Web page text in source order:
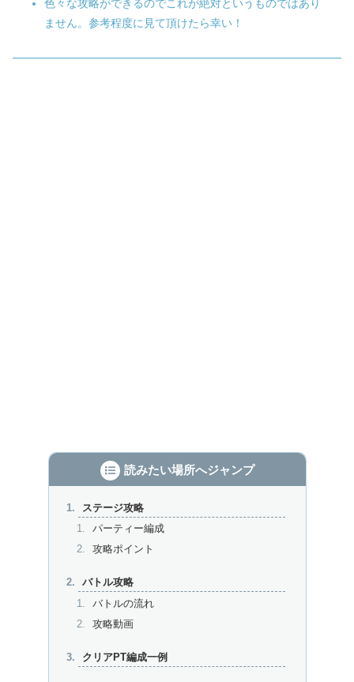
色々な攻略ができるのでこれが絶対というものではあり
ません。参考程度に見て頂けたら幸い！
読みたい場所へジャンプ
ステージ攻略
パーティー編成
攻略ポイント
バトル攻略
バトルの流れ
攻略動画
クリアPT編成一例